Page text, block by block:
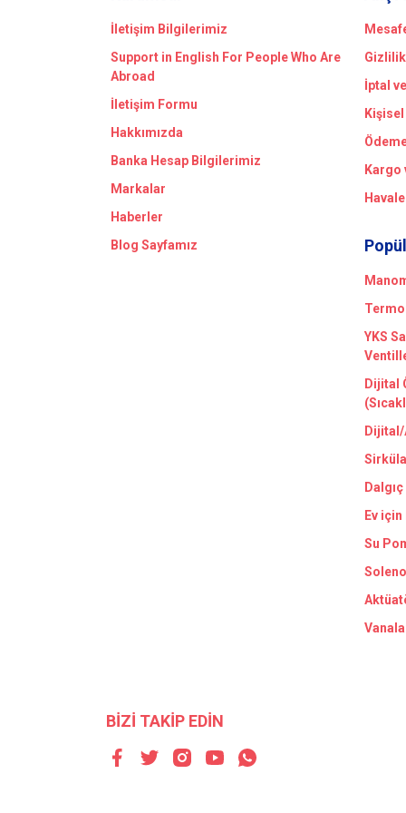
İletişim Bilgilerimiz
Support in English For People Who Are
Abroad
İletişim Formu
Hakkımızda
Banka Hesap Bilgilerimiz
Markalar
Haberler
Blog Sayfamız
İptal
Kargo
YKS
Dijital
Dijital/
Ev
Su
BİZİ TAKİP EDİN